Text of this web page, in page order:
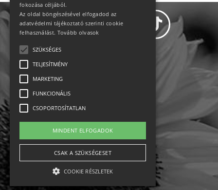
Impresszum-kapcsolat
Jogi nyilatkozat
Rólunk
English
fokozása céljából.
Az oldal böngészésével elfogadod az
adatvédelmi tájékoztató szerinti cookie
felhasználást. Tovább olvasok
SZÜKSÉGES
TELJESÍTMÉNY
MARKETING
FUNKCIONÁLIS
CSOPORTOSÍTATLAN
MINDENT ELFOGADOK
CSAK A SZÜKSÉGESET
COOKIE RÉSZLETEK